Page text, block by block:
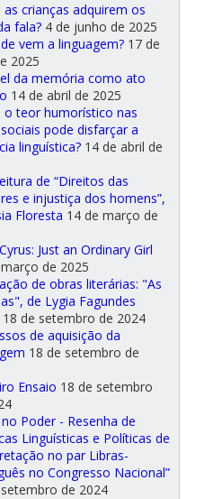
crianças adquirem os
fala? 4 de junho de 2025
vem a linguagem? 17 de
2025
da memória como ato
14 de abril de 2025
o teor humorístico nas
pode disfarçar a
linguística? 14 de abril de
de “Direitos das
e injustiça dos homens”,
Floresta 14 de março de
Just an Ordinary Girl
de 2025
de obras literárias: "As
de Lygia Fagundes
18 de setembro de 2024
de aquisição da
18 de setembro de
Ensaio 18 de setembro
Poder - Resenha de
Linguísticas e Políticas de
no par Libras-
no Congresso Nacional”
de 2024